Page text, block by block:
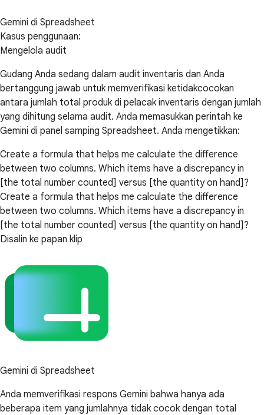
Gemini di Spreadsheet
Kasus penggunaan:
Mengelola audit
Gudang Anda sedang dalam audit inventaris dan Anda
bertanggung jawab untuk memverifikasi ketidakcocokan
antara jumlah total produk di pelacak inventaris dengan jumlah
yang dihitung selama audit. Anda memasukkan perintah ke
Gemini di panel samping Spreadsheet. Anda mengetikkan:
Create a formula that helps me calculate the difference
between two columns. Which items have a discrepancy in
[the total number counted] versus [the quantity on hand]?
Create a formula that helps me calculate the difference
between two columns. Which items have a discrepancy in
[the total number counted] versus [the quantity on hand]?
Disalin ke papan klip
Gemini di Spreadsheet
Anda memverifikasi respons Gemini bahwa hanya ada
beberapa item yang jumlahnya tidak cocok dengan total